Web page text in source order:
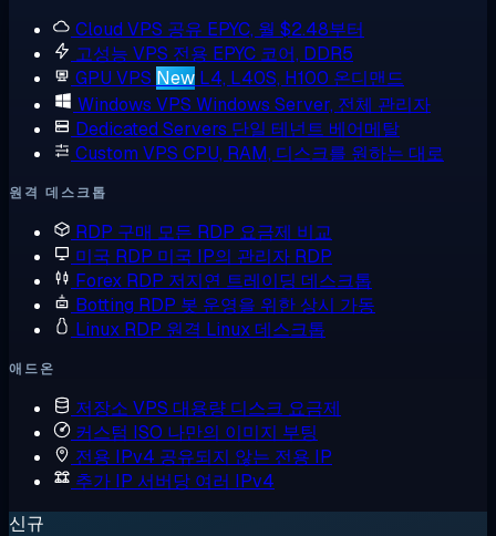
Cloud VPS 공유 EPYC, 월 $2.48부터
고성능 VPS 전용 EPYC 코어, DDR5
GPU VPS New L4, L40S, H100 온디맨드
Windows VPS Windows Server, 전체 관리자
Dedicated Servers 단일 테넌트 베어메탈
Custom VPS CPU, RAM, 디스크를 원하는 대로
원격 데스크톱
RDP 구매 모든 RDP 요금제 비교
미국 RDP 미국 IP의 관리자 RDP
Forex RDP 저지연 트레이딩 데스크톱
Botting RDP 봇 운영을 위한 상시 가동
Linux RDP 원격 Linux 데스크톱
애드온
저장소 VPS 대용량 디스크 요금제
커스텀 ISO 나만의 이미지 부팅
전용 IPv4 공유되지 않는 전용 IP
추가 IP 서버당 여러 IPv4
신규